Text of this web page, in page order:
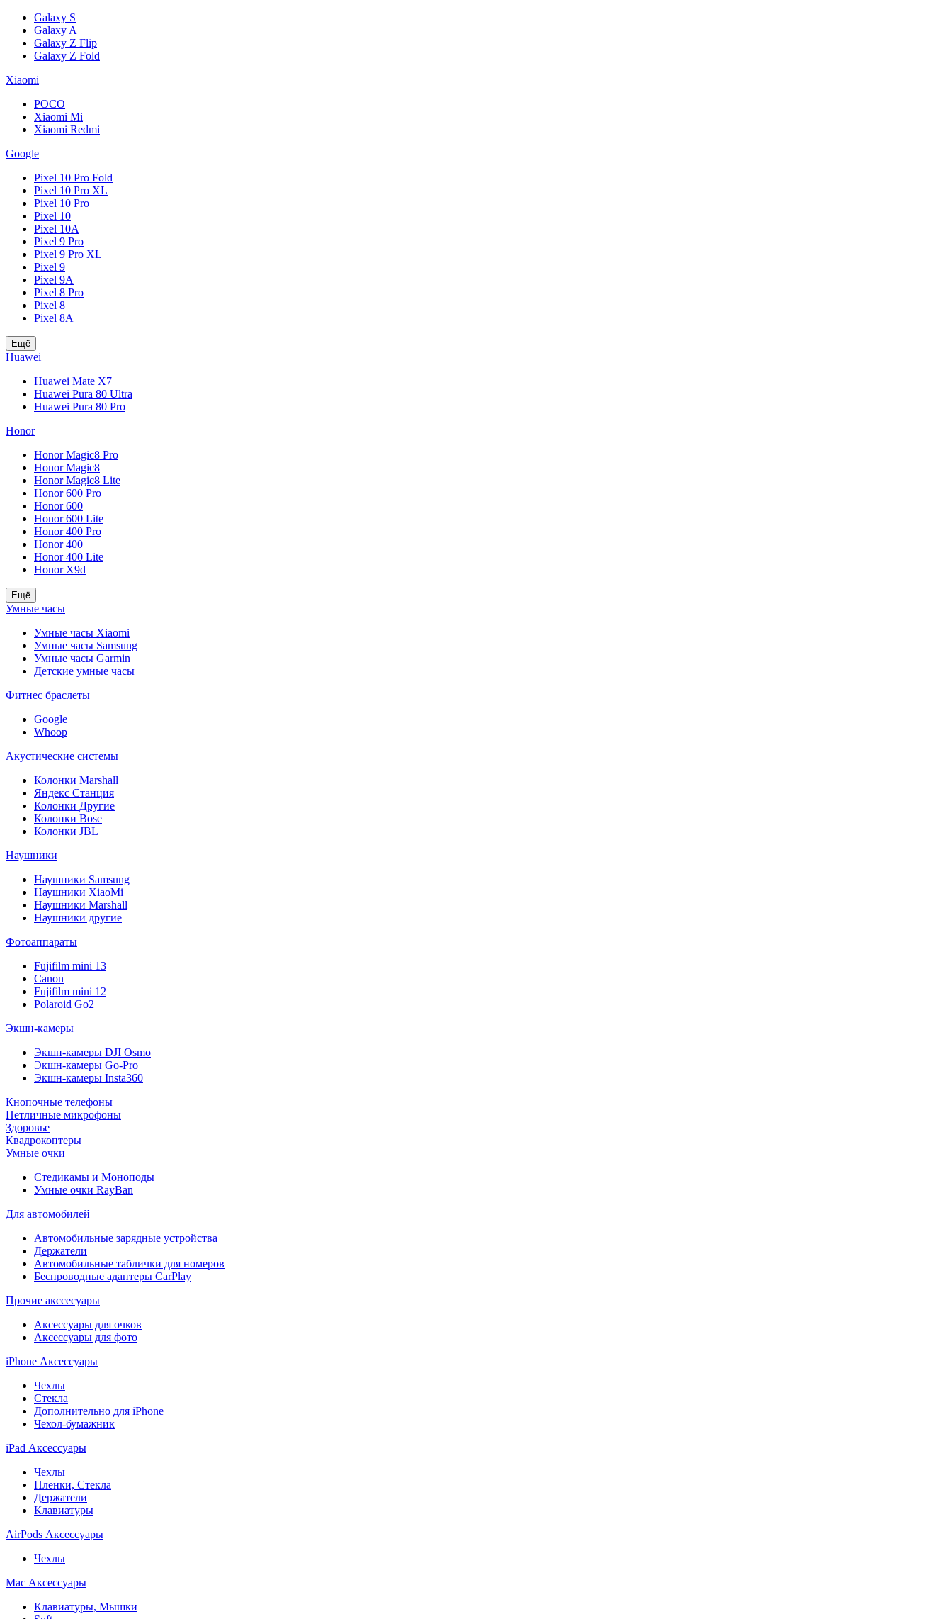
Galaxy S
Galaxy A
Galaxy Z Flip
Galaxy Z Fold
Xiaomi
POCO
Xiaomi Mi
Xiaomi Redmi
Google
Pixel 10 Pro Fold
Pixel 10 Pro XL
Pixel 10 Pro
Pixel 10
Pixel 10A
Pixel 9 Pro
Pixel 9 Pro XL
Pixel 9
Pixel 9A
Pixel 8 Pro
Pixel 8
Pixel 8A
Ещё
Huawei
Huawei Mate X7
Huawei Pura 80 Ultra
Huawei Pura 80 Pro
Honor
Honor Magic8 Pro
Honor Magic8
Honor Magic8 Lite
Honor 600 Pro
Honor 600
Honor 600 Lite
Honor 400 Pro
Honor 400
Honor 400 Lite
Honor X9d
Ещё
Умные часы
Умные часы Xiaomi
Умные часы Samsung
Умные часы Garmin
Детские умные часы
Фитнес браслеты
Google
Whoop
Акустические системы
Колонки Marshall
Яндекс Станция
Колонки Другие
Колонки Bose
Колонки JBL
Наушники
Наушники Samsung
Наушники XiaoMi
Наушники Marshall
Наушники другие
Фотоаппараты
Fujifilm mini 13
Canon
Fujifilm mini 12
Polaroid Go2
Экшн-камеры
Экшн-камеры DJI Osmo
Экшн-камеры Go-Pro
Экшн-камеры Insta360
Кнопочные телефоны
Петличные микрофоны
Здоровье
Квадрокоптеры
Умные очки
Стедикамы и Моноподы
Умные очки RayBan
Для автомобилей
Автомобильные зарядные устройства
Держатели
Автомобильные таблички для номеров
Беспроводные адаптеры CarPlay
Прочие акссесуары
Аксессуары для очков
Аксессуары для фото
iPhone Аксессуары
Чехлы
Стекла
Дополнительно для iPhone
Чехол-бумажник
iPad Аксессуары
Чехлы
Пленки, Стекла
Держатели
Клавиатуры
AirPods Аксессуары
Чехлы
Mac Аксессуары
Клавиатуры, Мышки